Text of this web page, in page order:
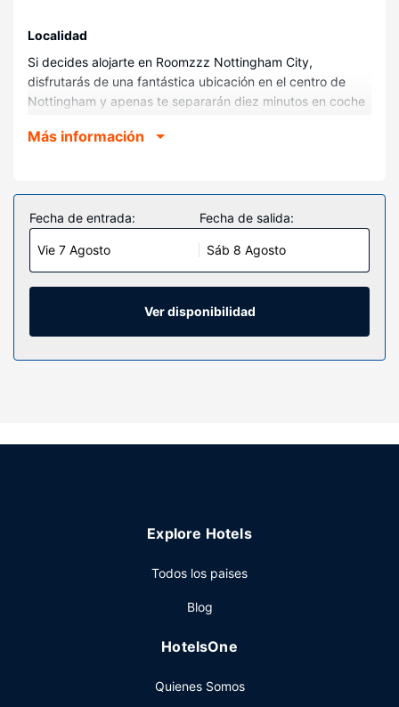
Localidad
Si decides alojarte en Roomzzz Nottingham City,
disfrutarás de una fantástica ubicación en el centro de
Nottingham y apenas te separarán diez minutos en coche
Además, este apartotel se encuentra a 0,5 km de
Reserva una de las 106 habitaciones climatizadas, todas
equipadas con cocina básica con frigorífico y placa de
cocina. Con la televisión de pantalla plana y la conexión
wifi gratis, tendrás para elegir a la hora de entretenerte.
Entre las comodidades, se incluyen caja fuerte y escritorio,
además de un servicio de limpieza disponible cada
aparcamiento en las inmediaciones.
aparcamiento sin asistencia (de pago) disponible.
Más información
Fecha de entrada:
Vie 7 Agosto
Fecha de salida:
Sáb 8 Agosto
Ver disponibilidad
Explore Hotels
Todos los paises
Blog
HotelsOne
Quienes Somos